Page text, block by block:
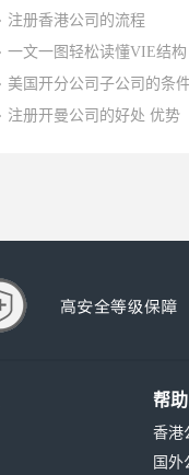
注册香港公司的流程
一文一图轻松读懂VIE结
美国开分公司子公司的条
注册开曼公司的好处 优势
帮
香港
国外